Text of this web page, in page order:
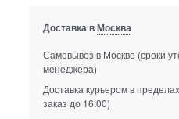
Доставка вМосква
Самовывоз в Москве (сроки
менеджера)
Доставка курьером в
заказ до 16:00)